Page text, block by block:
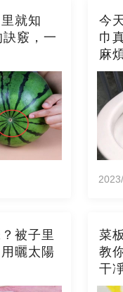
就知
竅，一
今
巾
麻
被子里
曬太陽
菜
教
干
霉